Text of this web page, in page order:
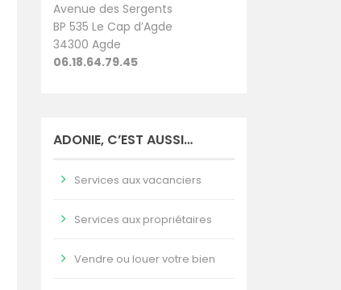
Avenue des Sergents
BP 535 Le Cap d’Agde
34300 Agde
06.18.64.79.45
ADONIE, C’EST AUSSI…
Services aux vacanciers
Services aux propriétaires
Vendre ou louer votre bien